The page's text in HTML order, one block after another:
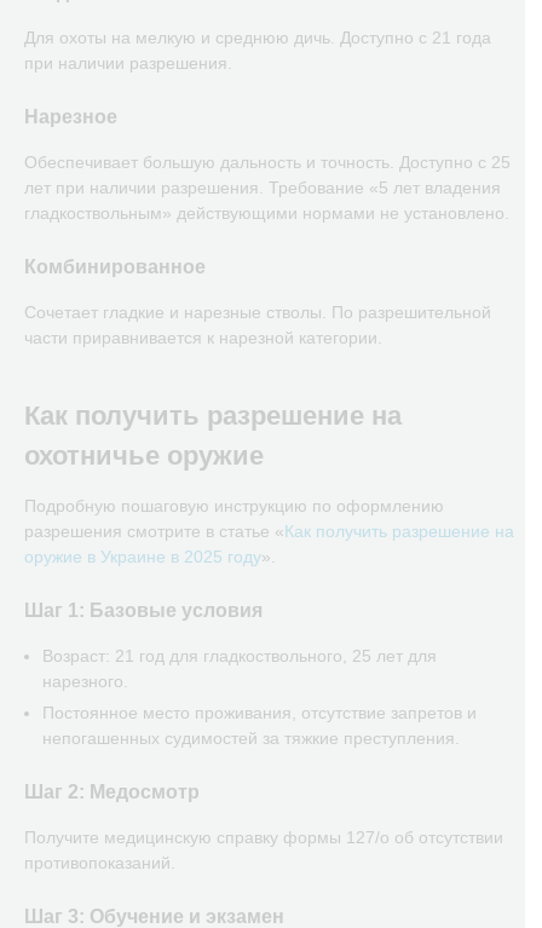
Для охоты на мелкую и среднюю дичь. Доступно с 21 года
при наличии разрешения.
Нарезное
Обеспечивает большую дальность и точность. Доступно с 25
лет при наличии разрешения. Требование «5 лет владения
гладкоствольным» действующими нормами не установлено.
Комбинированное
Сочетает гладкие и нарезные стволы. По разрешительной
части приравнивается к нарезной категории.
Как получить разрешение на
охотничье оружие
Подробную пошаговую инструкцию по оформлению
разрешения смотрите в статье «Как получить разрешение на
оружие в Украине в 2025 году».
Шаг 1: Базовые условия
Возраст: 21 год для гладкоствольного, 25 лет для
нарезного.
Постоянное место проживания, отсутствие запретов и
непогашенных судимостей за тяжкие преступления.
Шаг 2: Медосмотр
Получите медицинскую справку формы 127/о об отсутствии
противопоказаний.
Шаг 3: Обучение и экзамен